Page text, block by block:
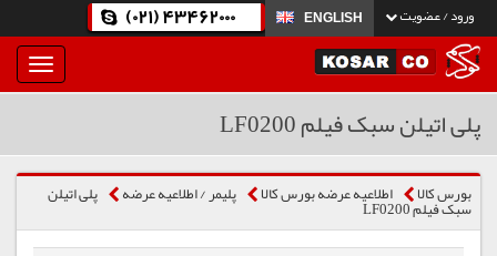
ورود / عضویت ENGLISH
(021) 43462000
بار
و
پلی اتیلن سبک فیلم LF0200
بورس کالا اطلاعیه عرضه بورس کالا پلیمر / اطلاعیه عرضه پلی اتیلن
سبک فیلم LF0200